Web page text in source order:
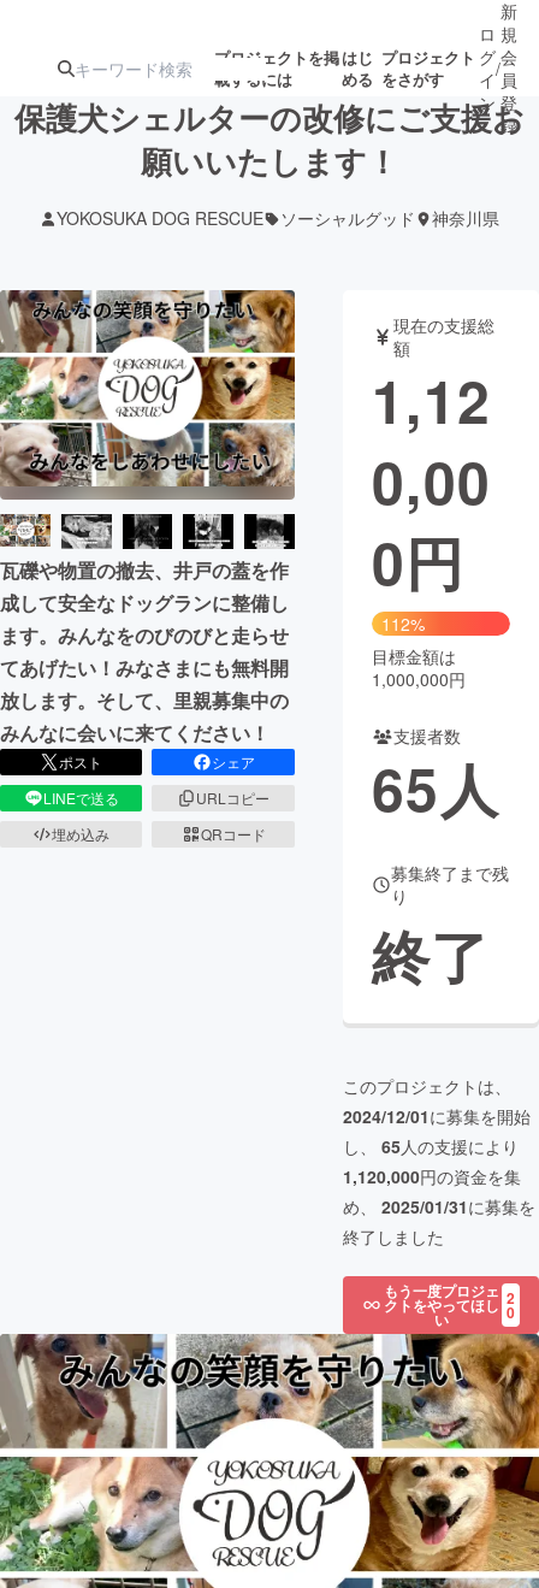
プロジェクトを掲
載するには
はじ
める
プロジェクト
をさがす
ジェクト
ターン
ジェクト
ロジェクト
もうすぐ公開
されます
アート・写真 音楽
テクノロジー・ガジェット ゲーム・サ
映像・映画
ビジネス・起業
まちづくり・地域活性化
CAMPFIRE for Social Good
CAMPFIRE Creation
CAMPFIREふるさと納税machi-ya コミュニティ
ロ
グ
イ
ン
/
新
規
会
員
登
録
保護犬シェルターの改修にご支援お
願いいたします！
YOKOSUKA DOG RESCUE ソーシャルグッド 神奈川県
瓦礫や物置の撤去、井戸の蓋を作
成して安全なドッグランに整備し
ます。みんなをのびのびと走らせ
てあげたい！みなさまにも無料開
放します。そして、里親募集中の
みんなに会いに来てください！
ポスト
シェア
LINEで送る
URLコピー
埋め込み
QRコード
現在の支援総
額
1,12
0,00
0円
112%
目標金額は
1,000,000円
支援者数
65人
募集終了まで残
り
終了
このプロジェクトは、
2024/12/01に募集を開始
し、 65人の支援により
1,120,000円の資金を集
め、 2025/01/31に募集を
終了しました
もう一度プロジェ
クトをやってほし
い
2
0